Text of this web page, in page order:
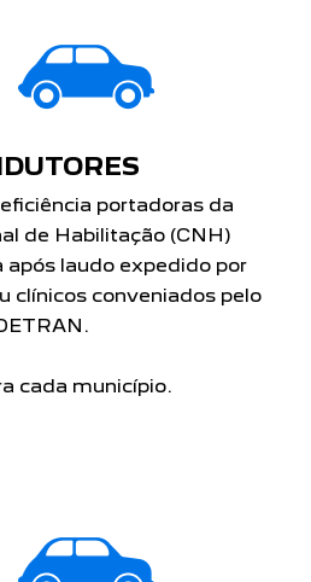
portadoras da
de Habilitação (CNH)
após laudo expedido por
clínicos conveniados pelo
cada município.